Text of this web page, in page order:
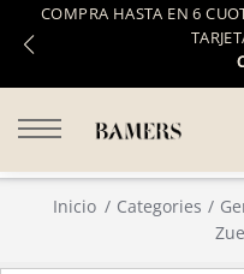
COMPRA HASTA EN 6
Inicio Categories